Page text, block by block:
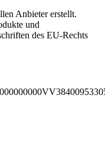
Anbieter erstellt.
und
des EU-Rechts